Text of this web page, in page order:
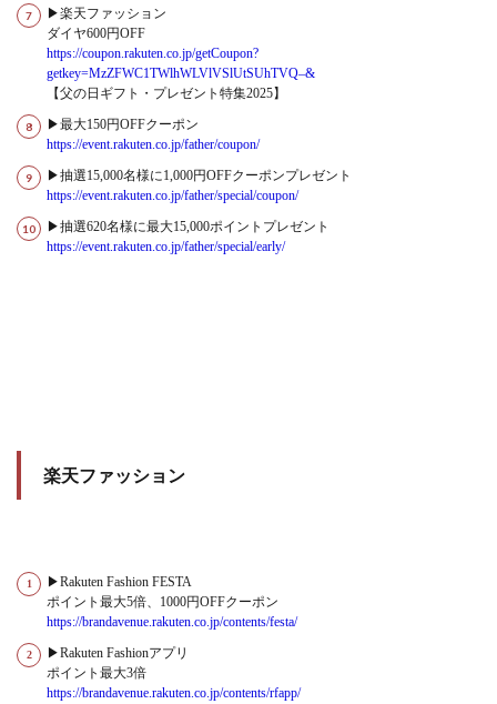
▶楽天ファッション
ダイヤ600円OFF
https://coupon.rakuten.co.jp/getCoupon?
getkey=MzZFWC1TWlhWLVlVSlUtSUhTVQ–&
【父の日ギフト・プレゼント特集2025】
▶最大150円OFFクーポン
https://event.rakuten.co.jp/father/coupon/
▶抽選15,000名様に1,000円OFFクーポンプレゼント
https://event.rakuten.co.jp/father/special/coupon/
▶抽選620名様に最大15,000ポイントプレゼント
https://event.rakuten.co.jp/father/special/early/
楽天ファッション
▶Rakuten Fashion FESTA
ポイント最大5倍、1000円OFFクーポン
https://brandavenue.rakuten.co.jp/contents/festa/
▶Rakuten Fashionアプリ
ポイント最大3倍
https://brandavenue.rakuten.co.jp/contents/rfapp/